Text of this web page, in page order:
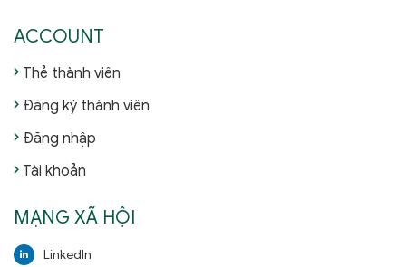
ACCOUNT
Thẻ thành viên
Đăng ký thành viên
Đăng nhập
Tài khoản
MẠNG XÃ HỘI
LinkedIn